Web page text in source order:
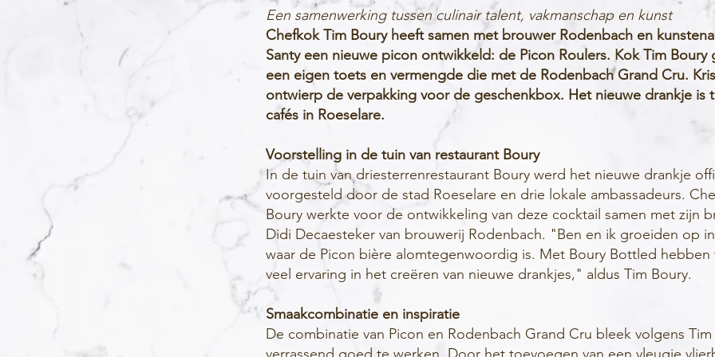
Een samenwerking tussen culinair talent, vakmanschap en kunst
Chefkok Tim Boury heeft samen met brouwer Rodenbach en
Santy een nieuwe picon ontwikkeld: de Picon Roulers. Kok Tim Boury
een eigen toets en vermengde die met de Rodenbach Grand Cru.
ontwierp de verpakking voor de geschenkbox. Het nieuwe drankje is
cafés in Roeselare.
Voorstelling in de tuin van restaurant Boury
In de tuin van driesterrenrestaurant Boury werd het nieuwe drankje
voorgesteld door de stad Roeselare en drie lokale ambassadeurs.
Boury werkte voor de ontwikkeling van deze cocktail samen met zijn
Didi Decaesteker van brouwerij Rodenbach. "Ben en ik groeiden op
waar de Picon bière alomtegenwoordig is. Met Boury Bottled hebben
veel ervaring in het creëren van nieuwe drankjes," aldus Tim Boury.
Smaakcombinatie en inspiratie
De combinatie van Picon en Rodenbach Grand Cru bleek volgens Tim